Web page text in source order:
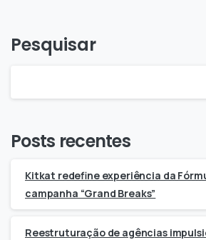
Pesquisar
Posts recentes
Kitkat redefine experiência da
campanha “Grand Breaks”
Reestruturação de agências